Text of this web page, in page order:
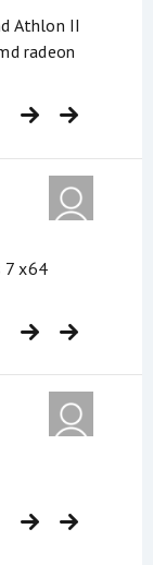
Athlon II
radeon
7 x64